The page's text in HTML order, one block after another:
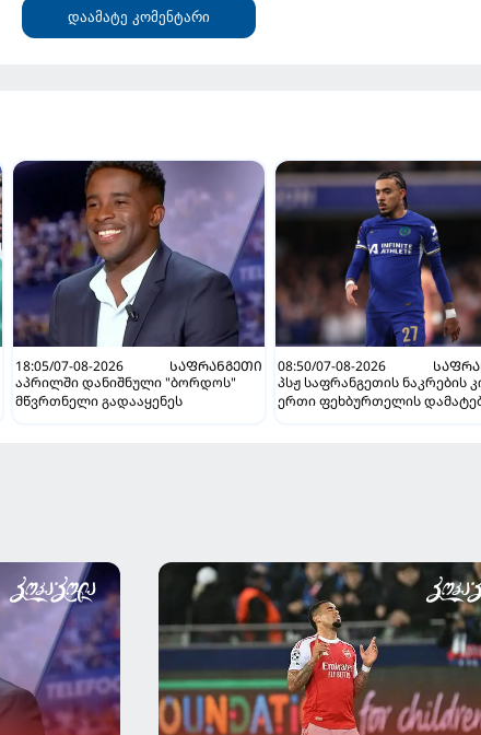
დაამატე კომენტარი
18:05/07-08-2026
ᲡᲐᲤᲠᲐᲜᲒᲔᲗᲘ
აპრილში დანიშნული "ბორდოს"
მწვრთნელი გადააყენეს
08:50/07-08-2026
პსჟ საფრანგეთის ნაკრების
ერთი ფეხბურთელის